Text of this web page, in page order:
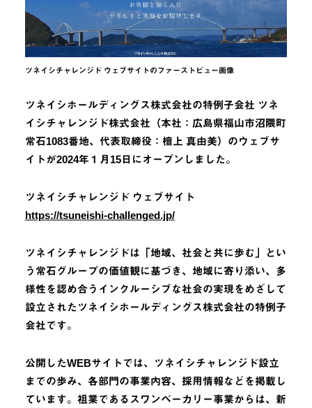
ツネイシチャレンジド ウェブサイトのファーストビュー画像
ツネイシホールディングス株式会社の特例子会社 ツネ
イシチャレンジド株式会社（本社：広島県福山市沼隈町
常石1083番地、代表取締役：檀上 真由美）のウェブサ
イトが2024年１月15日にオープンしました。
ツネイシチャレンジド ウェブサイト
https://tsuneishi-challenged.jp/
ツネイシチャレンジドは「地域、社会と共に歩む」とい
う常石グループの価値観に基づき、地域に寄り添い、多
様性を認め合うインクルーシブな社会の実現をめざして
設立されたツネイシホールディングス株式会社の特例子
会社です。
公開したWEBサイトでは、ツネイシチャレンジド設立
までの歩み、各部門の事業内容、採用情報などを掲載し
ています。祖業であるスワンベーカリー事業からは、新